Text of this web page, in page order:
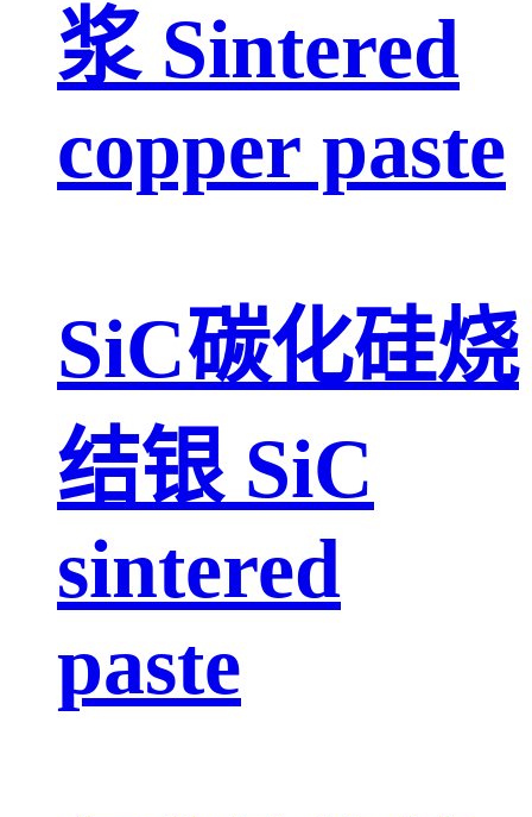
浆 Sintered
copper paste
SiC碳化硅烧
结银 SiC
sintered
paste